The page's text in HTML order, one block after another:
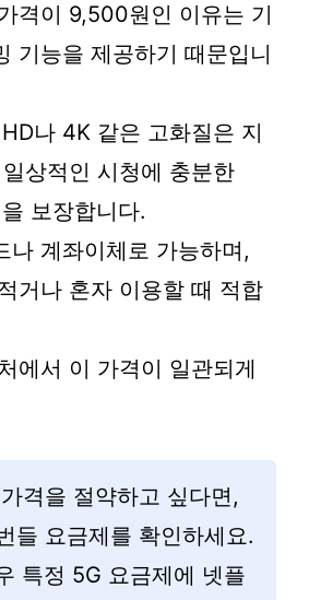
격이 9,500원인 이유는 기
기능을 제공하기 때문입니
나 4K 같은 고화질은 지
상적인 시청에 충분한
보장합니다.
나 계좌이체로 가능하며,
거나 혼자 이용할 때 적합
에서 이 가격이 일관되게
격을 절약하고 싶다면,
들 요금제를 확인하세요.
특정 5G 요금제에 넷플